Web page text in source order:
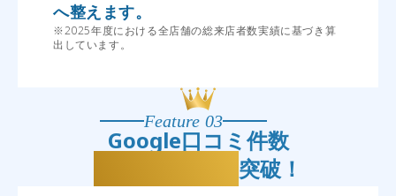
へ整えます。
※2025年度における全店舗の総来店者数実績に基づき算
出しています。
Feature 03
Google口コミ件数
13,335件突破！